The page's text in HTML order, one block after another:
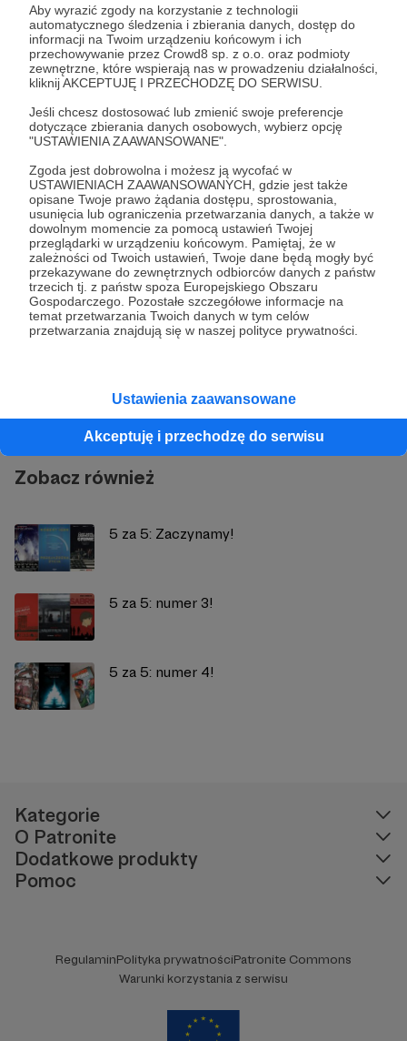
Aby wyrazić zgody na korzystanie z technologii
automatycznego śledzenia i zbierania danych, dostęp do
informacji na Twoim urządzeniu końcowym i ich
przechowywanie przez Crowd8 sp. z o.o. oraz podmioty
zewnętrzne, które wspierają nas w prowadzeniu działalności,
kliknij AKCEPTUJĘ I PRZECHODZĘ DO SERWISU.
Jeśli chcesz dostosować lub zmienić swoje preferencje
dotyczące zbierania danych osobowych, wybierz opcję
"USTAWIENIA ZAAWANSOWANE".
Zgoda jest dobrowolna i możesz ją wycofać w
USTAWIENIACH ZAAWANSOWANYCH, gdzie jest także
opisane Twoje prawo żądania dostępu, sprostowania,
usunięcia lub ograniczenia przetwarzania danych, a także w
dowolnym momencie za pomocą ustawień Twojej
przeglądarki w urządzeniu końcowym. Pamiętaj, że w
zależności od Twoich ustawień, Twoje dane będą mogły być
przekazywane do zewnętrznych odbiorców danych z państw
trzecich tj. z państw spoza Europejskiego Obszaru
Gospodarczego. Pozostałe szczegółowe informacje na
temat przetwarzania Twoich danych w tym celów
przetwarzania znajdują się w naszej polityce prywatności.
Ustawienia zaawansowane
Akceptuję i przechodzę do serwisu
Zostań Patronem
Zaloguj się
komiks fan-art kreski łukasz kowalczuk
lukasz kowalczuk violent skate bulldogs rysunek wywiad
tmnt wojownicze żółwie ninja
Udostępnij
Magazyn Kreski
Zobacz profil autora
Zobacz również
5 za 5: Zaczynamy!
5 za 5: numer 3!
5 za 5: numer 4!
Kategorie
O Patronite
Dodatkowe produkty
Pomoc
RegulaminPolityka prywatnościPatronite Commons
Warunki korzystania z serwisu